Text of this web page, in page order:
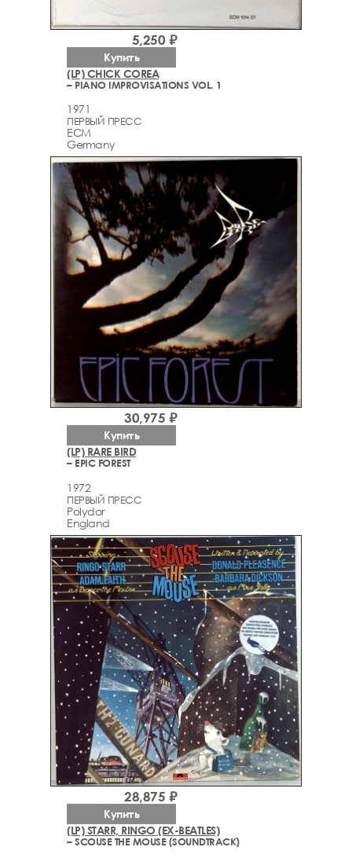
(LP) CHICK COREA
– PIANO IMPROVISATIONS VOL. 1
1971
ПЕРВЫЙ ПРЕСС
ECM
Germany
5,250 ₽
Купить
(LP) RARE BIRD
– EPIC FOREST
1972
ПЕРВЫЙ ПРЕСС
Polydor
England
30,975 ₽
Купить
(LP) STARR, RINGO (EX-BEATLES)
– SCOUSE THE MOUSE (SOUNDTRACK)
28,875 ₽
Купить